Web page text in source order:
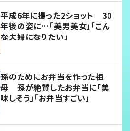
平成6年に撮った2ショット 30
年後の姿に…「美男美女」「こん
な夫婦になりたい」
孫のためにお弁当を作った祖
母 孫が絶賛したお弁当に「美
味しそう」「お弁当すごい」